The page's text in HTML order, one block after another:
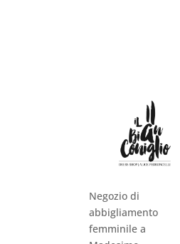
Negozio di
abbigliamento
femminile a